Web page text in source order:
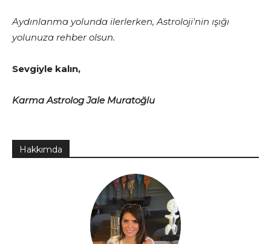
Aydınlanma yolunda ilerlerken, Astroloji'nin ışığı
yolunuza rehber olsun.
Sevgiyle kalın,
Karma Astrolog Jale Muratoğlu
Hakkımda